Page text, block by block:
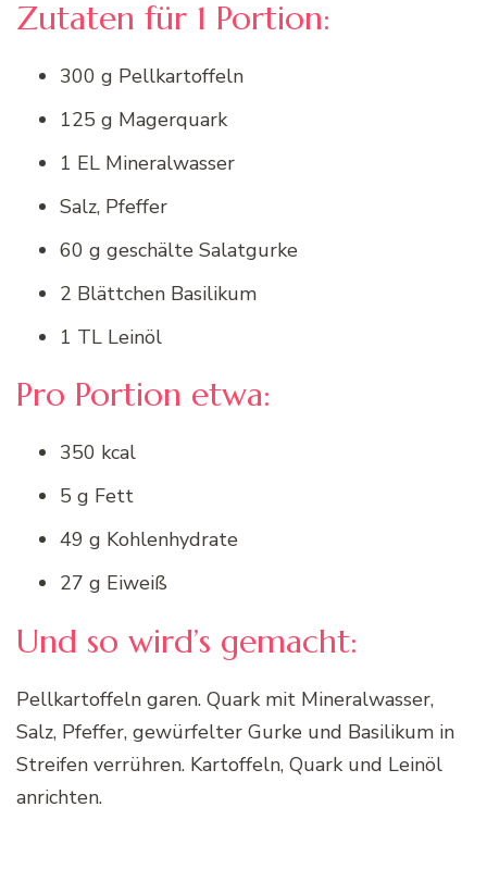
Zutaten für 1 Portion:
300 g Pellkartoffeln
125 g Magerquark
1 EL Mineralwasser
Salz, Pfeffer
60 g geschälte Salatgurke
2 Blättchen Basilikum
1 TL Leinöl
Pro Portion etwa:
350 kcal
5 g Fett
49 g Kohlenhydrate
27 g Eiweiß
Und so wird’s gemacht:
Pellkartoffeln garen. Quark mit Mineralwasser,
Salz, Pfeffer, gewürfelter Gurke und Basilikum in
Streifen verrühren. Kartoffeln, Quark und Leinöl
anrichten.